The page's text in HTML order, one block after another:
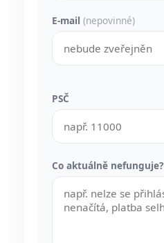
E-mail (nepovinné)
PSČ
Co aktuálně nefunguje?